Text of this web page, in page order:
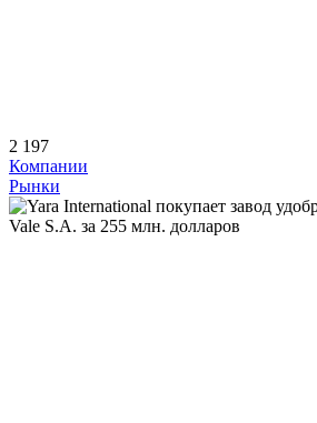
2 197
Компании
Рынки